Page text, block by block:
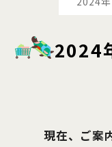
2024
現在、ご案